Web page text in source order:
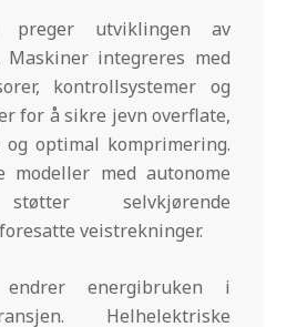
preger utviklingen av
Maskiner integreres med
kontrollsystemer og
for å sikre jevn overflate,
optimal komprimering.
modeller med autonome
selvkjørende
veistrekninger.
endrer energibruken i
Helhelektriske